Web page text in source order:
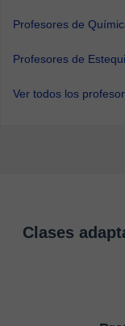
Profesores de
Profesores de
Ver todos los
Clases